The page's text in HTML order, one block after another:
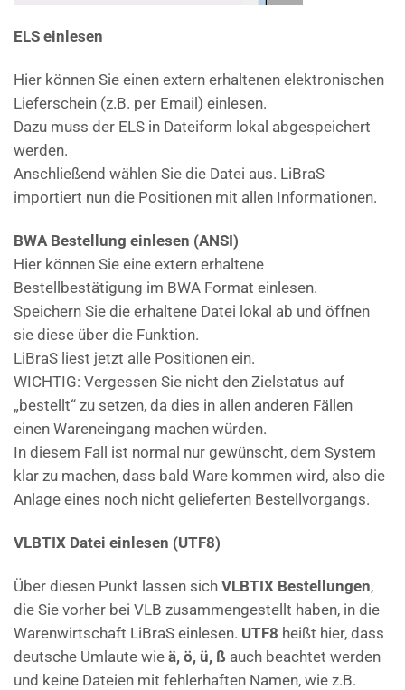
ELS einlesen
Hier können Sie einen extern erhaltenen elektronischen
Lieferschein (z.B. per Email) einlesen.
Dazu muss der ELS in Dateiform lokal abgespeichert
werden.
Anschließend wählen Sie die Datei aus. LiBraS
importiert nun die Positionen mit allen Informationen.
BWA Bestellung einlesen (ANSI)
Hier können Sie eine extern erhaltene
Bestellbestätigung im BWA Format einlesen.
Speichern Sie die erhaltene Datei lokal ab und öffnen
sie diese über die Funktion.
LiBraS liest jetzt alle Positionen ein.
WICHTIG: Vergessen Sie nicht den Zielstatus auf
„bestellt“ zu setzen, da dies in allen anderen Fällen
einen Wareneingang machen würden.
In diesem Fall ist normal nur gewünscht, dem System
klar zu machen, dass bald Ware kommen wird, also die
Anlage eines noch nicht gelieferten Bestellvorgangs.
VLBTIX Datei einlesen (UTF8)
Über diesen Punkt lassen sich VLBTIX Bestellungen,
die Sie vorher bei VLB zusammengestellt haben, in die
Warenwirtschaft LiBraS einlesen. UTF8 heißt hier, dass
deutsche Umlaute wie ä, ö, ü, ß auch beachtet werden
und keine Dateien mit fehlerhaften Namen, wie z.B.